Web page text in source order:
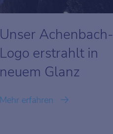
Unser Achenbach-
Logo erstrahlt in
neuem Glanz
Mehr erfahren